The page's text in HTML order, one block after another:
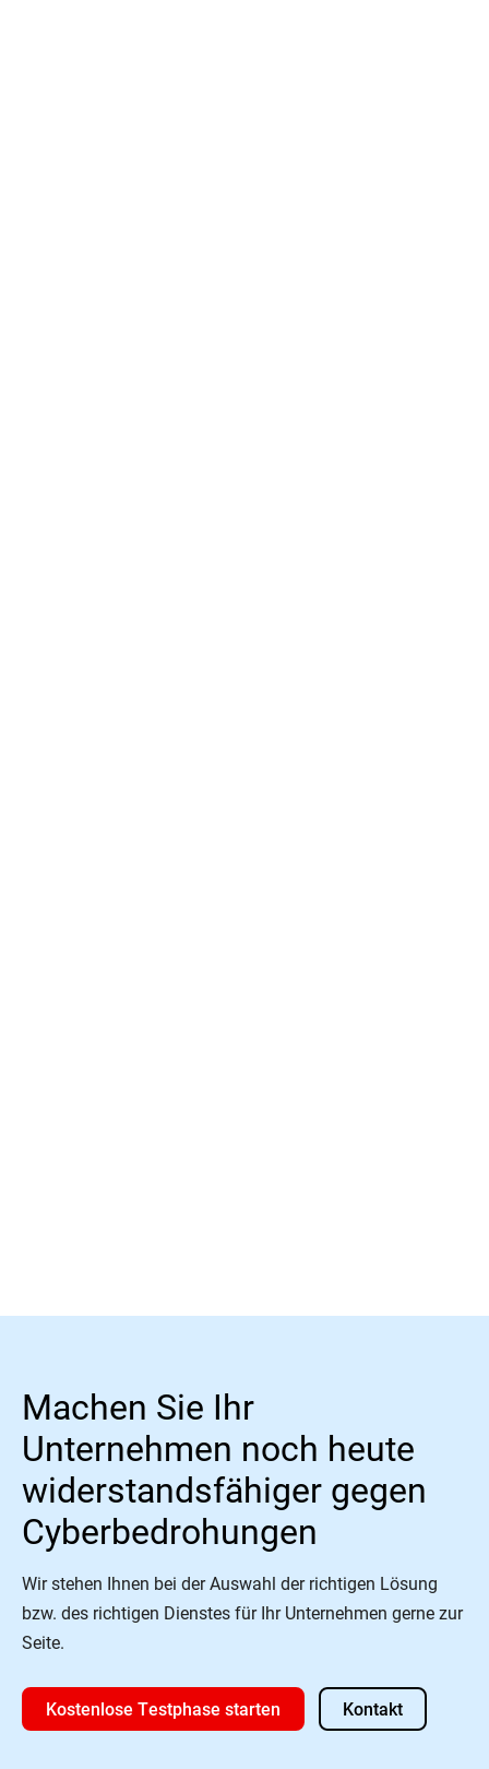
Machen Sie Ihr
Unternehmen noch heute
widerstandsfähiger gegen
Cyberbedrohungen
Wir stehen Ihnen bei der Auswahl der richtigen Lösung
bzw. des richtigen Dienstes für Ihr Unternehmen gerne zur
Seite.
Kostenlose Testphase starten Kontakt